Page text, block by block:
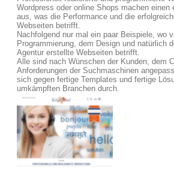
Wordpress oder online Shops machen einen
aus, was die Performance und die
Webseiten betrifft.
Nachfolgend nur mal ein paar Beispiele, wo
Programmierung, dem Design und natürlich
Agentur erstellte Webseiten betrifft.
Alle sind nach Wünschen der Kunden, dem
Anforderungen der Suchmaschinen
sich gegen fertige Templates und fertige
umkämpften Branchen durch.